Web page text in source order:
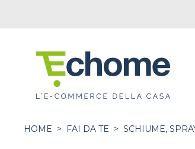
HOME > FAI DA TE > SCHIUME,